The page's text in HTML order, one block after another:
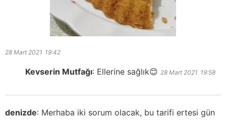
28 Mart 2021 19:42
Kevserin Mutfağı: Ellerine sağlık😊 28 Mart 2021 19:58
denizde: Merhaba iki sorum olacak, bu tarifi ertesi gün